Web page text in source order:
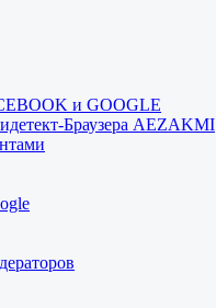
и GOOGLE
Браузера AEZAKMI